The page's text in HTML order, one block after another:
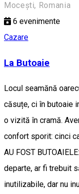
Mocești, Romania
6 evenimente
Cazare
La Butoaie
Locul seamănă
căsuțe, ci în butoaie
o vizită în cramă.
confort sporit: cinci
AU FOST
departe, ar fi trebuit
inutilizabile, dar nu